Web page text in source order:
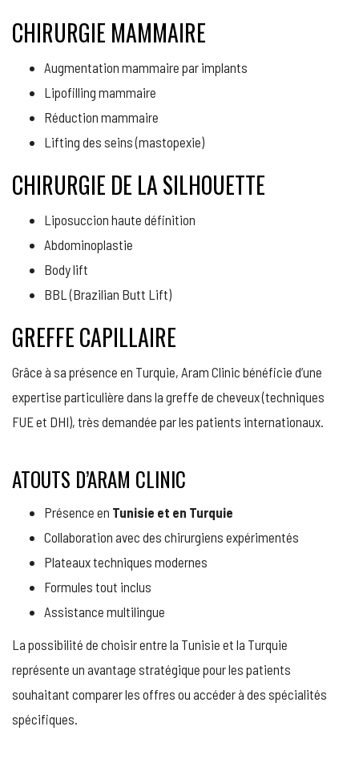
CHIRURGIE MAMMAIRE
Augmentation mammaire par implants
Lipofilling mammaire
Réduction mammaire
Lifting des seins (mastopexie)
CHIRURGIE DE LA SILHOUETTE
Liposuccion haute définition
Abdominoplastie
Body lift
BBL (Brazilian Butt Lift)
GREFFE CAPILLAIRE
Grâce à sa présence en Turquie, Aram Clinic bénéficie d’une
expertise particulière dans la greffe de cheveux (techniques
FUE et DHI), très demandée par les patients internationaux.
ATOUTS D’ARAM CLINIC
Présence en Tunisie et en Turquie
Collaboration avec des chirurgiens expérimentés
Plateaux techniques modernes
Formules tout inclus
Assistance multilingue
La possibilité de choisir entre la Tunisie et la Turquie
représente un avantage stratégique pour les patients
souhaitant comparer les offres ou accéder à des spécialités
spécifiques.